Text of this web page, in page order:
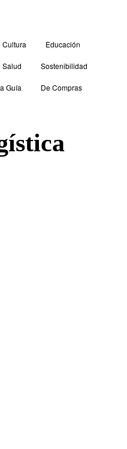
Cultura Educación
Salud Sostenibilidad
Guía De Compras